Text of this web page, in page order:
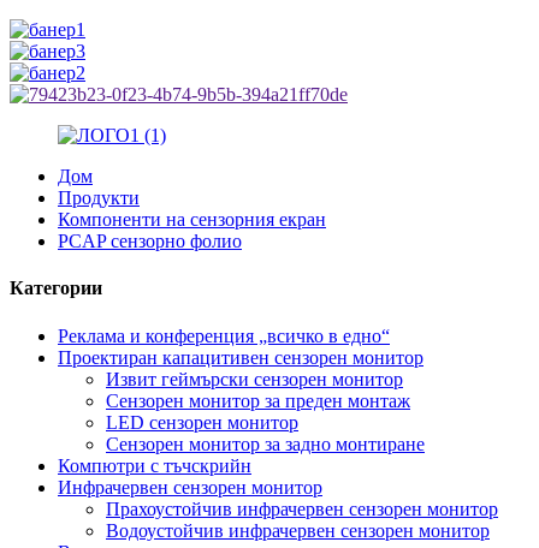
Дом
Продукти
Компоненти на сензорния екран
PCAP сензорно фолио
Категории
Реклама и конференция „всичко в едно“
Проектиран капацитивен сензорен монитор
Извит геймърски сензорен монитор
Сензорен монитор за преден монтаж
LED сензорен монитор
Сензорен монитор за задно монтиране
Компютри с тъчскрийн
Инфрачервен сензорен монитор
Прахоустойчив инфрачервен сензорен монитор
Водоустойчив инфрачервен сензорен монитор